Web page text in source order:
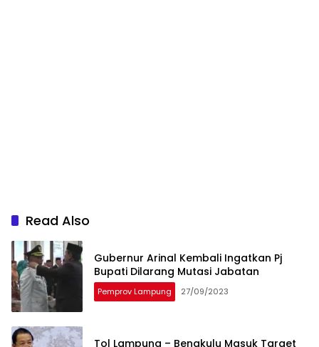
Read Also
Gubernur Arinal Kembali Ingatkan Pj
Bupati Dilarang Mutasi Jabatan
Pemprov Lampung 27/09/2023
Tol Lampung – Bengkulu Masuk Target